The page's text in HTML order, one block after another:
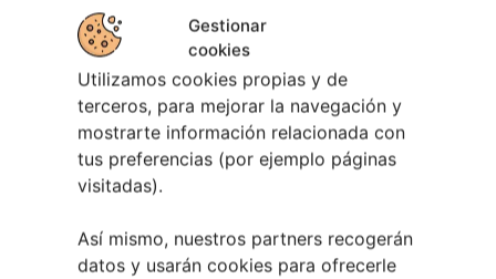
Gestionar
cookies
Utilizamos cookies propias y de
terceros, para mejorar la navegación y
mostrarte información relacionada con
tus preferencias (por ejemplo páginas
visitadas).
Así mismo, nuestros partners recogerán
datos y usarán cookies para ofrecerle